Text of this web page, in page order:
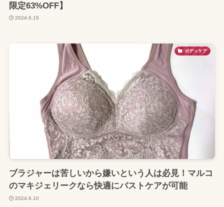
限定63%OFF】
2024.6.15
ボディケア
ブラジャーは苦しいから嫌いという人は必見！マルコ
のマキジェリークなら快適にバストケアが可能
2024.6.10